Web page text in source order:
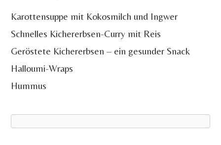
Karottensuppe mit Kokosmilch und Ingwer
Schnelles Kichererbsen-Curry mit Reis
Geröstete Kichererbsen – ein gesunder Snack
Halloumi-Wraps
Hummus